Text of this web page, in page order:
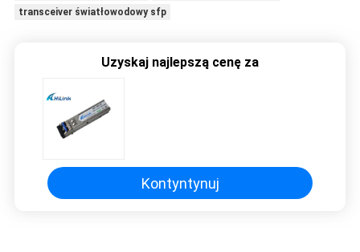
transceiver światłowodowy sfp
Uzyskaj najlepszą cenę za
Kontyntynuj